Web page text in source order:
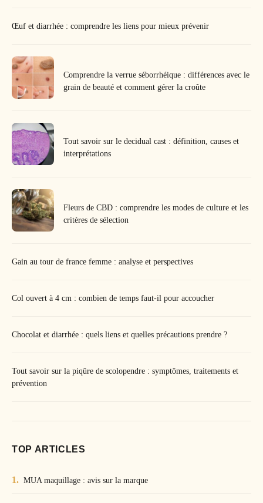
Œuf et diarrhée : comprendre les liens pour mieux prévenir
Comprendre la verrue séborrhéique : différences avec le
grain de beauté et comment gérer la croûte
Tout savoir sur le decidual cast : définition, causes et
interprétations
Fleurs de CBD : comprendre les modes de culture et les
critères de sélection
Gain au tour de france femme : analyse et perspectives
Col ouvert à 4 cm : combien de temps faut-il pour accoucher
Chocolat et diarrhée : quels liens et quelles précautions prendre ?
Tout savoir sur la piqûre de scolopendre : symptômes, traitements et
prévention
TOP ARTICLES
MUA maquillage : avis sur la marque